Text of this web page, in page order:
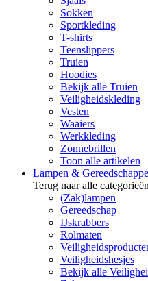
Sokken
Sportkleding
T-shirts
Teenslippers
Truien
Hoodies
Bekijk alle Truien
Veiligheidskleding
Vesten
Waaiers
Werkkleding
Zonnebrillen
Toon alle artikelen
Lampen &
Terug naar alle categorieën
(Zak)lampen
Gereedschap
IJskrabbers
Rolmaten
Veiligheidshesjes
Bekijk alle